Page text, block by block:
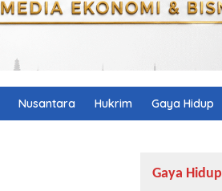
Nusantara Hukrim Gaya Hidup
Gaya Hidup